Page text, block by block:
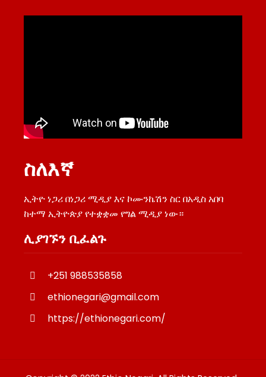
ስለእኛ
ኢትዮ ነጋሪ በነጋሪ ሚዲያ እና ኮሙንኬሽን ስር በአዲስ አበባ
ከተማ ኢትዮጵያ የተቋቋመ የግል ሚዲያ ነው።
ሊያገኙን ቢፈልጉ
+251 988535858
ethionegari@gmail.com
https://ethionegari.com/